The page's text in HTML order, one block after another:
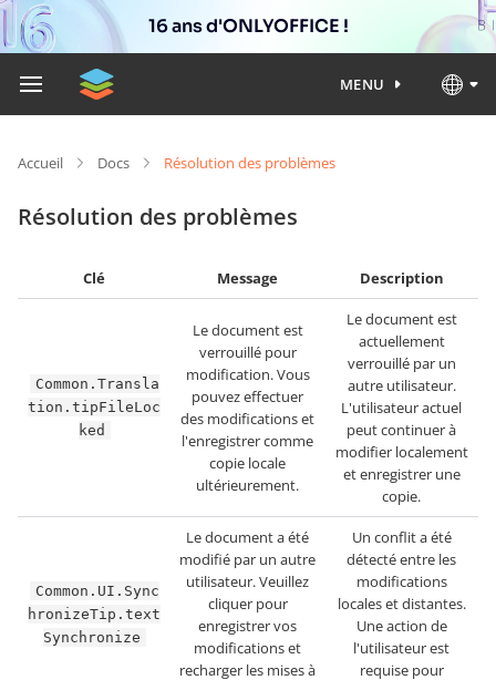
16 ans d'ONLYOFFICE !
MENU
Accueil Docs Résolution des problèmes
Résolution des problèmes
Clé Message Description
Common.Transla
tion.tipFileLoc
ked
Le document est
verrouillé pour
modification. Vous
pouvez effectuer
des modifications et
l'enregistrer comme
copie locale
ultérieurement.
Le document est
actuellement
verrouillé par un
autre utilisateur.
L'utilisateur actuel
peut continuer à
modifier localement
et enregistrer une
copie.
Common.UI.Sync
hronizeTip.text
Synchronize
Le document a été
modifié par un autre
utilisateur. Veuillez
cliquer pour
enregistrer vos
modifications et
recharger les mises à
Un conflit a été
détecté entre les
modifications
locales et distantes.
Une action de
l'utilisateur est
requise pour